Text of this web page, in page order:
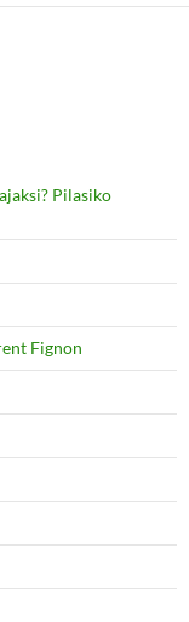
Pilasiko
Fignon